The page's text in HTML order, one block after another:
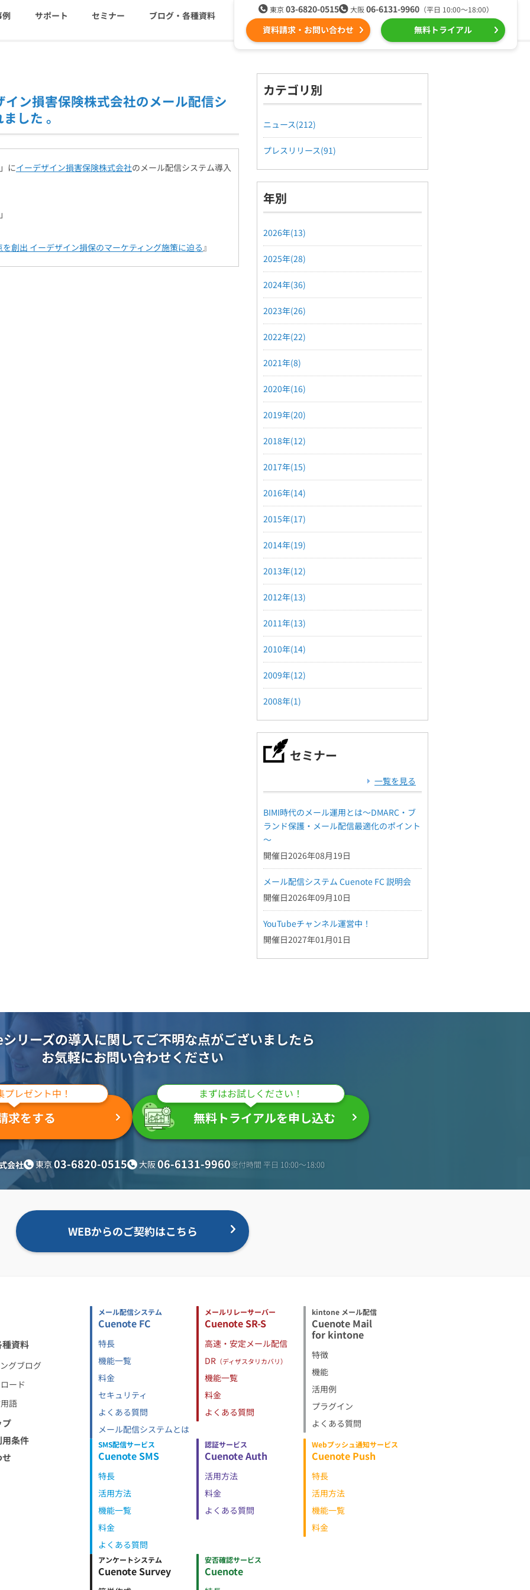
メールリレーサーバー kintone（キントーン）メール配信
認証サービス
SNSプロモーション支援事業
システム連携・効率化
例 サポート セミナー ブログ・各種資料
資料請求・お問い合わせ 無料トライアル
東京 03-6820-0515 大阪 06-6131-9960（平日 10:00〜18:00）
ン損害保険株式会社のメール配信シ
した 。
にイーデザイン損害保険株式会社のメール配信システム導入
創出 イーデザイン損保のマーケティング施策に迫る』
カテゴリ別
ニュース(212)
プレスリリース(91)
年別
2026年(13)
2025年(28)
2024年(36)
2023年(26)
2022年(22)
2021年(8)
2020年(16)
2019年(20)
2018年(12)
2017年(15)
2016年(14)
2015年(17)
2014年(19)
2013年(12)
2012年(13)
2011年(13)
2010年(14)
2009年(12)
2008年(1)
セミナー
一覧を見る
BIMI時代のメール運用とは～DMARC・ブ
ランド保護・メール配信最適化のポイント
～
開催日2026年08月19日
メール配信システム Cuenote FC 説明会
開催日2026年09月10日
YouTubeチャンネル運営中！
開催日2027年01月01日
リーズの導入に関してご不明な点がございましたら
お気軽にお問い合わせください
レゼント中！
求をする
まずはお試しください！
無料トライアルを申し込む
会社 東京03-6820-0515 大阪06-6131-9960受付時間 平日 10:00〜18:00
WEBからのご契約はこちら
資料
グブログ
ード
語
プ
条件
メール配信システム
Cuenote FC
特長
機能一覧
料金
セキュリティ
よくある質問
メール配信システムとは
メールリレーサーバー
Cuenote SR-S
高速・安定メール配信
DR （ディザスタリカバリ）
機能一覧
料金
よくある質問
kintone メール配信
Cuenote Mail
for kintone
特徴
機能
活用例
プラグイン
よくある質問
SMS配信サービス
Cuenote SMS
特長
活用方法
機能一覧
料金
よくある質問
認証サービス
Cuenote Auth
活用方法
料金
よくある質問
Webプッシュ通知サービス
Cuenote Push
特長
活用方法
機能一覧
料金
アンケートシステム
Cuenote Survey
安否確認サービス
Cuenote